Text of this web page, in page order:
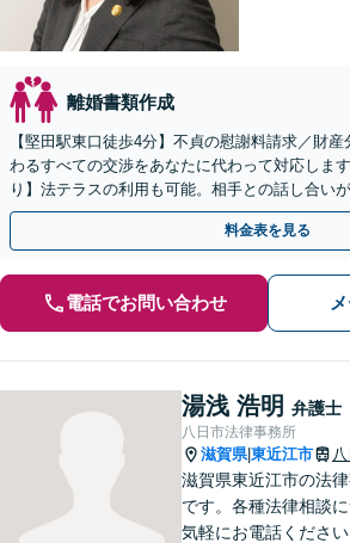
離婚書類作成
【堅田駅東口徒歩4分】不貞の慰謝料請求／財
わるすべての交渉をあなたに代わって対応しま
り】法テラスの利用も可能。相手との話し合い
度ご相談ください。
料金表を見る
電話でお問い合わせ
湯浅 浩明 弁護士
八日市法律事務所
滋賀県|東近江市
滋賀県東近江市の法
です。各種法律相談
気軽にお電話ください